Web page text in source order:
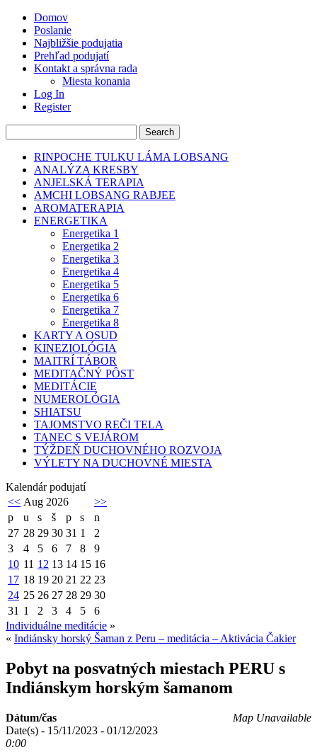
Domov
Poslanie
Najbližšie podujatia
Prehľad podujatí
Kontakt a správna rada
Miesta konania
Log In
Register
RINPOCHE TULKU LÁMA LOBSANG
ANALÝZA KRESBY
ANJELSKÁ TERAPIA
AMCHI LOBSANG RABJEE
AROMATERAPIA
ENERGETIKA
Energetika 1
Energetika 2
Energetika 3
Energetika 4
Energetika 5
Energetika 6
Energetika 7
Energetika 8
KARTY A OSUD
KINEZIOLÓGIA
MAITRÍ TÁBOR
MEDITAČNÝ PÔST
MEDITÁCIE
NUMEROLÓGIA
SHIATSU
TAJOMSTVO REČI TELA
TANEC S VEJÁROM
TÝŽDEŇ DUCHOVNÉHO ROZVOJA
VÝLETY NA DUCHOVNÉ MIESTA
Kalendár podujatí
<< Aug 2026
>>
p
u s š p s
n
27 28 29 30 31 1
2
3
4 5 6 7 8
9
10 11 12 13 14 15 16
17 18 19 20 21 22 23
24 25 26 27 28 29 30
31 1 2 3 4 5
6
Individuálne meditácie »
« Indiánsky horský Šaman z Peru – meditácia – Aktivácia Čakier
Pobyt na posvatných miestach PERU s
Indiánskym horským šamanom
Map Unavailable
Dátum/čas
Date(s) - 15/11/2023 - 01/12/2023
0:00